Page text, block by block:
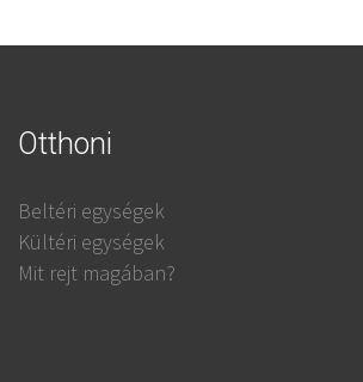
Otthoni
Beltéri egységek
Kültéri egységek
Mit rejt magában?